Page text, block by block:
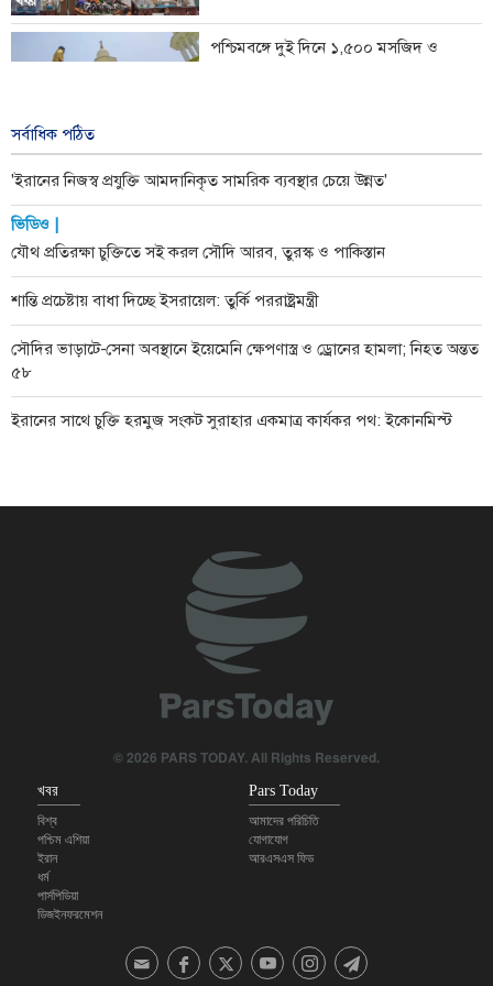
খবর
পশ্চিমবঙ্গে দুই দিনে ১,৫০০ মসজিদ ও
সর্বাধিক পঠিত
'ইরানের নিজস্ব প্রযুক্তি আমদানিকৃত সামরিক ব্যবস্থার চেয়ে উন্নত'
ভিডিও |
যৌথ প্রতিরক্ষা চুক্তিতে সই করল সৌদি আরব, তুরস্ক ও পাকিস্তান
শান্তি প্রচেষ্টায় বাধা দিচ্ছে ইসরায়েল: তুর্কি পররাষ্ট্রমন্ত্রী
সৌদির ভাড়াটে-সেনা অবস্থানে ইয়েমেনি ক্ষেপণাস্ত্র ও ড্রোনের হামলা; নিহত অন্তত
৫৮
ইরানের সাথে চুক্তি হরমুজ সংকট সুরাহার একমাত্র কার্যকর পথ: ইকোনমিস্ট
আমেরিকাকে বিপর্যয়কর যুদ্ধে জড়িয়েছেন দুর্নীতিগ্রস্ত ট্রাম্প: স্যান্ডার্স
পশ্চিমবঙ্গে দুই দিনে ১,৫০০ মসজিদ ও মন্দিরের মাইক অপসারণ
মার্কিন অস্ত্র সংকটের খবর ফাঁসে ক্ষুব্ধ ট্রাম্প: কঠোর শাস্তির মুখে সাংবাদিকরা
© 2026 PARS TODAY. All Rights Reserved.
খবর
বিশ্ব
পশ্চিম এশিয়া
ইরান
ধর্ম
পার্সপিডিয়া
ডিজইনফরমেশন
Pars Today
আমাদের পরিচিতি
যোগাযোগ
আরএসএস ফিড